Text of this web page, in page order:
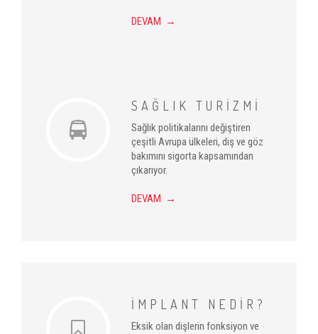
DEVAM →
SAĞLIK TURİZMİ
Sağlık politikalarını değiştiren
çeşitli Avrupa ülkeleri, diş ve göz
bakımını sigorta kapsamından
çıkarıyor.
DEVAM →
İMPLANT NEDİR?
Eksik olan dişlerin fonksiyon ve